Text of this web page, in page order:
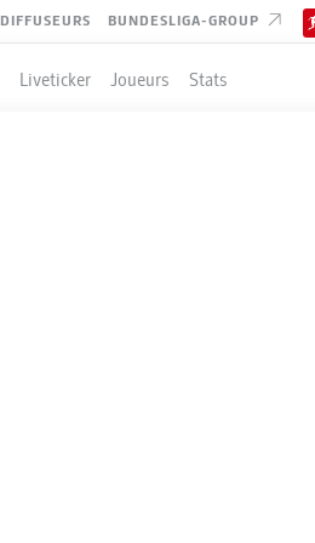
DIFFUSEURS BUNDESLIGA-GROUP
Liveticker Joueurs Stats